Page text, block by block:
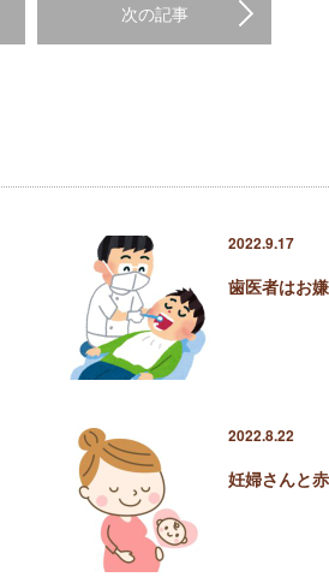
次の記事
2022.9.17
歯医者はお
2022.8.22
妊婦さんと